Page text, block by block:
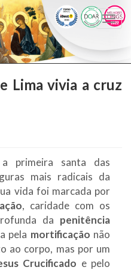
Lima vivia a cruz
primeira santa das
mais radicais da
vida foi marcada por
, caridade com os
da penitência
pela mortificação não
ao corpo, mas por um
Crucificado e pelo